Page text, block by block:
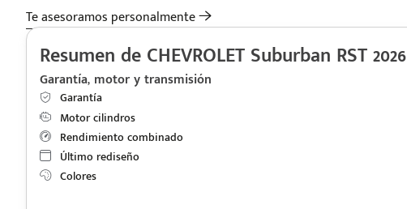
Te asesoramos personalmente
Resumen de CHEVROLET Suburban RST 2026
Garantía, motor y transmisión
Garantía
Motor cilindros
Rendimiento combinado
Último rediseño
Colores